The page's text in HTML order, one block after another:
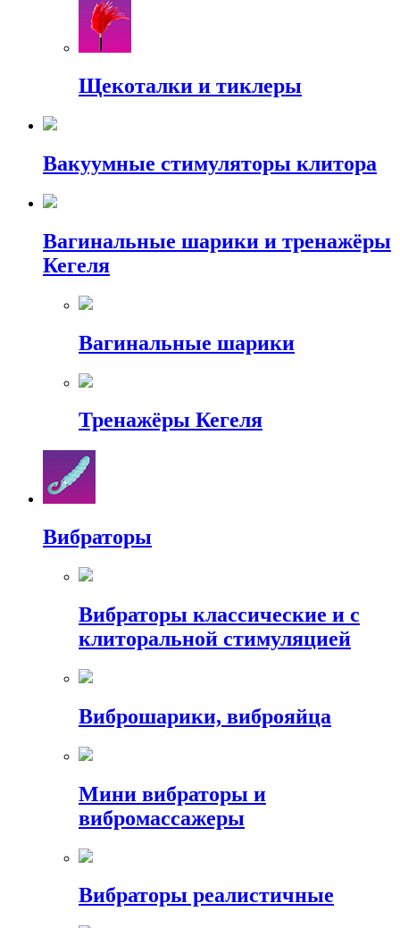
Щекоталки и тиклеры
Вакуумные стимуляторы клитора
Вагинальные шарики и тренажёры
Кегеля
Вагинальные шарики
Тренажёры Кегеля
Вибраторы
Вибраторы классические и с
клиторальной стимуляцией
Виброшарики, виброяйца
Мини вибраторы и
вибромассажеры
Вибраторы реалистичные